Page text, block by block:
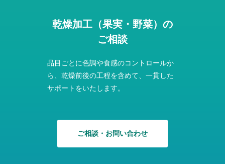
乾燥加工（果実・野菜）の
ご相談
品目ごとに色調や食感のコントロールか
ら、乾燥前後の工程を含めて、一貫した
サポートをいたします。
ご相談・お問い合わせ